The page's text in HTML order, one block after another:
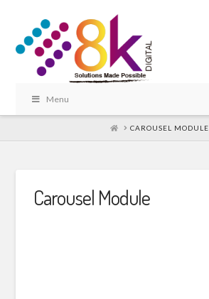
Menu
HOMECAROUSEL MODULE
Carousel Module